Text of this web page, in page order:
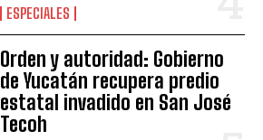
ESPECIALES
Orden y autoridad: Gobierno
de Yucatán recupera predio
estatal invadido en San José
Tecoh